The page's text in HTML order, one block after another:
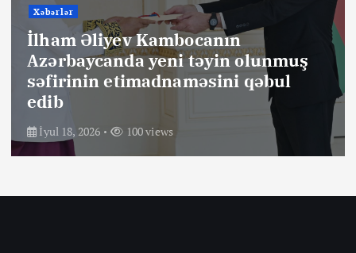
Xəbərlər
İlham Əliyev Kambocanın
Azərbaycanda yeni təyin olunmuş
səfirinin etimadnaməsini qəbul
edib
İyul 18, 2026 100 views